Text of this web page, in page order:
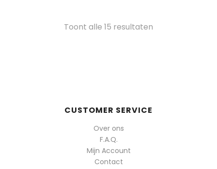
Toont alle 15 resultaten
CUSTOMER SERVICE
Over ons
F.A.Q.
Mijn Account
Contact